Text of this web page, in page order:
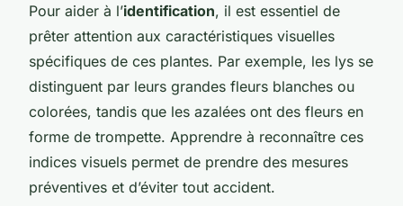
Pour aider à l’identification, il est essentiel de
prêter attention aux caractéristiques visuelles
spécifiques de ces plantes. Par exemple, les lys se
distinguent par leurs grandes fleurs blanches ou
colorées, tandis que les azalées ont des fleurs en
forme de trompette. Apprendre à reconnaître ces
indices visuels permet de prendre des mesures
préventives et d’éviter tout accident.